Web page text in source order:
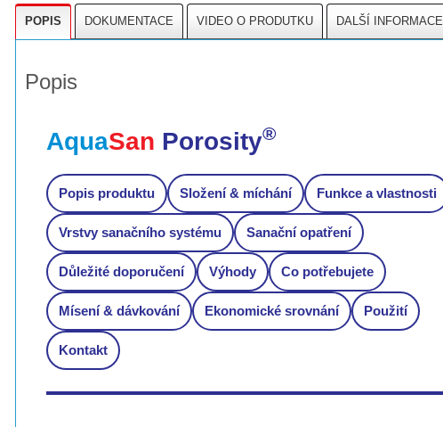
POPIS DOKUMENTACE VIDEO O PRODUTKU DALŠÍ INFORMACE
Popis
AquaSan Porosity®
Popis produktu Složení & míchání Funkce a vlastnosti
Vrstvy sanačního systému Sanační opatření
Důležité doporučení Výhody Co potřebujete
Mísení & dávkování Ekonomické srovnání Použití
Kontakt